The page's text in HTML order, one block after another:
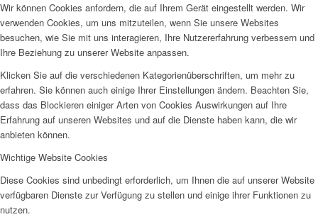
AHOI II
Wir können Cookies anfordern, die auf Ihrem Gerät eingestellt werden. Wir
verwenden Cookies, um uns mitzuteilen, wenn Sie unsere Websites
besuchen, wie Sie mit uns interagieren, Ihre Nutzererfahrung verbessern und
Ihre Beziehung zu unserer Website anpassen.
Klicken Sie auf die verschiedenen Kategorienüberschriften, um mehr zu
erfahren. Sie können auch einige Ihrer Einstellungen ändern. Beachten Sie,
dass das Blockieren einiger Arten von Cookies Auswirkungen auf Ihre
Erfahrung auf unseren Websites und auf die Dienste haben kann, die wir
anbieten können.
Wichtige Website Cookies
Diese Cookies sind unbedingt erforderlich, um Ihnen die auf unserer Website
verfügbaren Dienste zur Verfügung zu stellen und einige ihrer Funktionen zu
nutzen.